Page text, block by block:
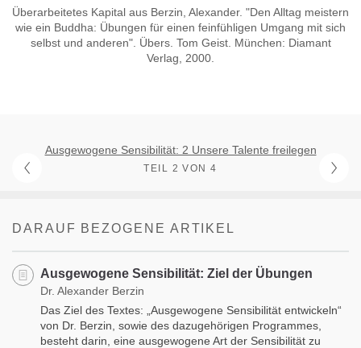
Überarbeitetes Kapital aus Berzin, Alexander. "Den Alltag meistern
wie ein Buddha: Übungen für einen feinfühligen Umgang mit sich
selbst und anderen". Übers. Tom Geist. München: Diamant
Verlag, 2000.
Ausgewogene Sensibilität: 2 Unsere Talente freilegen
TEIL 2 VON 4
DARAUF BEZOGENE ARTIKEL
Ausgewogene Sensibilität: Ziel der Übungen
Dr. Alexander Berzin
Das Ziel des Textes: „Ausgewogene Sensibilität entwickeln“
von Dr. Berzin, sowie des dazugehörigen Programmes,
besteht darin, eine ausgewogene Art der Sensibilität zu